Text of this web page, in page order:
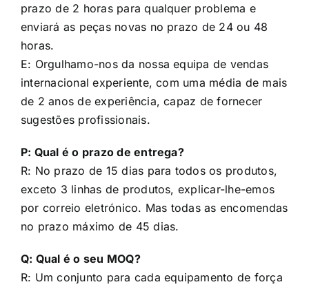
enviará as peças novas no prazo de 24 ou 48
horas.
E: Orgulhamo-nos da nossa equipa de vendas
internacional experiente, com uma média de mais
de 2 anos de experiência, capaz de fornecer
sugestões profissionais.
R: No prazo de 15 dias para todos os produtos,
exceto 3 linhas de produtos, explicar-lhe-emos
por correio eletrónico. Mas todas as encomendas
no prazo máximo de 45 dias.
R: Um conjunto para cada equipamento de força
e equipamento de cardio